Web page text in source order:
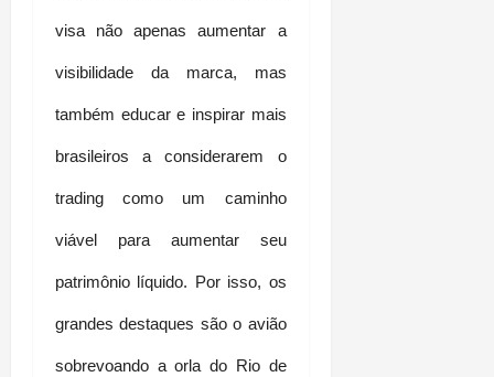
visa não apenas aumentar a
visibilidade da marca, mas
também educar e inspirar mais
brasileiros a considerarem o
trading como um caminho
viável para aumentar seu
patrimônio líquido. Por isso, os
grandes destaques são o avião
sobrevoando a orla do Rio de